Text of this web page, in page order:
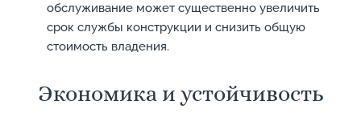
обслуживание может существенно увеличить
срок службы конструкции и снизить общую
стоимость владения.
Экономика и устойчивость